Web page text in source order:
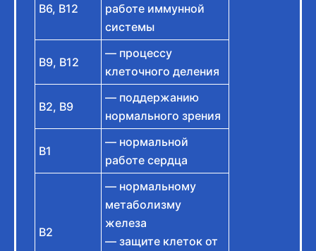
B6, B12
работе иммунной
системы
B9, B12
— процессу
клеточного деления
B2, B9
— поддержанию
нормального зрения
B1
— нормальной
работе сердца
B2
— нормальному
метаболизму
железа
— защите клеток от